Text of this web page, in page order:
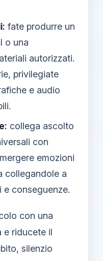
fate produrre un
o una
autorizzati.
privilegiate
e audio
collega ascolto
con
emozioni
collegandole a
conseguenze.
con una
e riducete il
silenzio